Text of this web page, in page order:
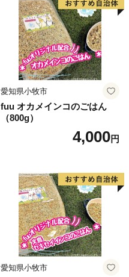
愛知県小牧市
fuu オカメインコのごはん
（800g）
4,000円
愛知県小牧市